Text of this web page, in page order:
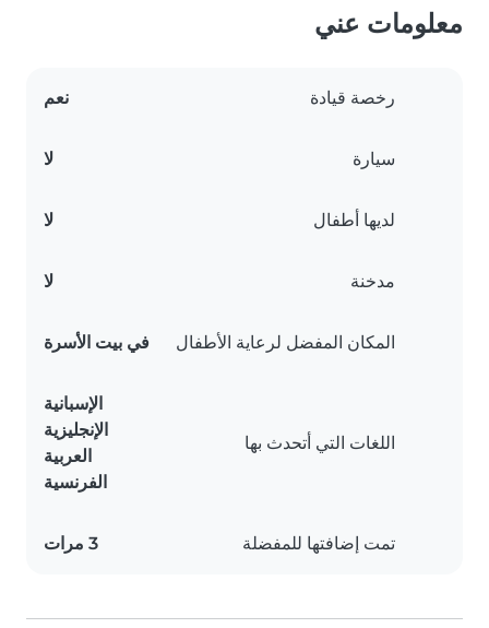
معلومات عني
رخصة قيادة نعم
سيارة لا
لديها أطفال لا
مدخنة لا
المكان المفضل لرعاية الأطفال في بيت الأسرة
اللغات التي أتحدث بها
الإسبانية
الإنجليزية
العربية
الفرنسية
تمت إضافتها للمفضلة 3 مرات